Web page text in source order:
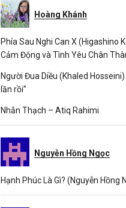
Hoàng Khánh
Phía Sau Nghi Can X (Higashino
Cảm Động và Tình Yêu Chân
Người Đua Diều (Khaled
lần rồi”
Nhẫn Thạch – Atiq Rahimi
Nguyễn Hồng Ngọc
Hạnh Phúc Là Gì? (Nguyễn Hồng